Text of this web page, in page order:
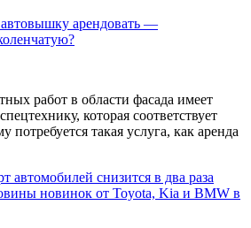
арендовать —
работ в области фасада имеет
которая соответствует
потребуется такая услуга, как аренда
новинок от Toyota, Kia и BMW в